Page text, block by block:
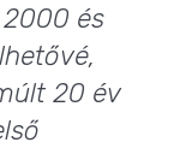
2000 és
20 év